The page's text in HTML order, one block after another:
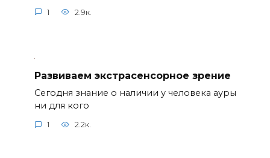
1 2.9к.
Развиваем экстрасенсорное зрение
Сегодня знание о наличии у человека ауры
ни для кого
1 2.2к.